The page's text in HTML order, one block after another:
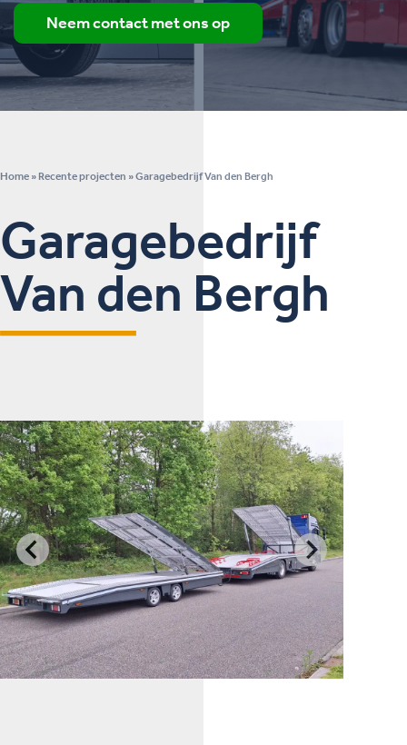
Neem contact met ons op
Home » Recente projecten »Garagebedrijf Van den Bergh
Garagebedrijf
Van den Bergh